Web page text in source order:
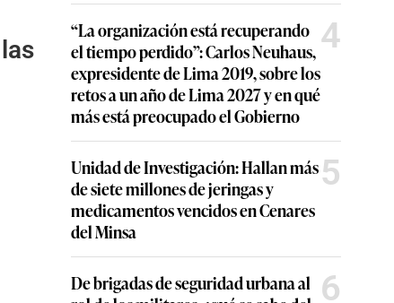
“La organización está recuperando
el tiempo perdido”: Carlos Neuhaus,
expresidente de Lima 2019, sobre los
retos a un año de Lima 2027 y en qué
más está preocupado el Gobierno
4
Unidad de Investigación: Hallan más
de siete millones de jeringas y
medicamentos vencidos en Cenares
del Minsa
5
De brigadas de seguridad urbana al 6